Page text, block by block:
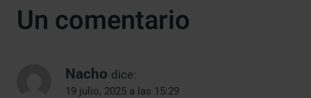
Un comentario
Nacho dice:
19 julio, 2025 a las 15:29